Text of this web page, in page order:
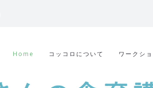
Home コッコロについて ワークシ